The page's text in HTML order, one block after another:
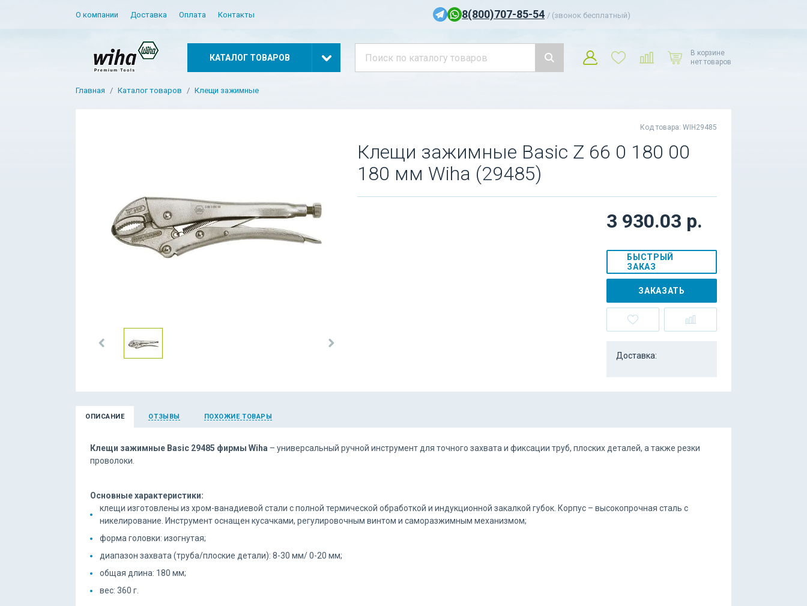
О компании Доставка Оплата Контакты 8(800)707-85-54 / (звонок бесплатный)
КАТАЛОГ ТОВАРОВ
В корзине
нет товаров
Главная Каталог товаров Клещи зажимные
Код товара: WIH29485
Клещи зажимные Basic Z 66 0 180 00
180 мм Wiha (29485)
3 930.03 р.
БЫСТРЫЙ
ЗАКАЗ
ЗАКАЗАТЬ
Доставка:
ОПИСАНИЕ ОТЗЫВЫ ПОХОЖИЕ ТОВАРЫ
Клещи зажимные Basic 29485 фирмы Wiha – универсальный ручной инструмент для точного захвата и фиксации труб, плоских деталей, а также резки
проволоки.
Основные характеристики:
клещи изготовлены из хром-ванадиевой стали с полной термической обработкой и индукционной закалкой губок. Корпус – высокопрочная сталь с
никелирование. Инструмент оснащен кусачками, регулировочным винтом и саморазжимным механизмом;
форма головки: изогнутая;
диапазон захвата (труба/плоские детали): 8-30 мм/ 0-20 мм;
общая длина: 180 мм;
вес: 360 г.